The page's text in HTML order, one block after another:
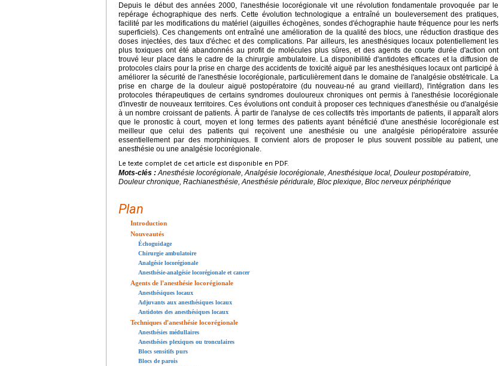
Depuis le début des années 2000, l'anesthésie locorégionale vit une révolution fondamentale provoquée par le
repérage échographique des nerfs. Cette évolution technologique a entraîné un bouleversement des pratiques,
facilité par les modifications du matériel (aiguilles échogènes, sondes d'échographie haute fréquence pour les nerfs
superficiels). Ces changements ont entraîné une amélioration de la qualité des blocs, une réduction drastique des
doses injectées, des taux d'échec et des complications. Par ailleurs, les anesthésiques locaux potentiellement les
plus toxiques ont été abandonnés au profit de molécules plus sûres, et des agents de courte durée d'action ont
trouvé leur place dans le cadre de la chirurgie ambulatoire. La disponibilité d'antidotes efficaces et la diffusion de
protocoles clairs pour la prise en charge des accidents de toxicité aiguë par les anesthésiques locaux ont participé à
améliorer la sécurité de l'anesthésie locorégionale, particulièrement dans le domaine de l'analgésie obstétricale. La
prise en charge de la douleur aiguë postopératoire (du nouveau-né au grand vieillard), l'intégration dans les
protocoles thérapeutiques de certains syndromes douloureux chroniques ont permis à l'anesthésie locorégionale
d'investir de nouveaux territoires. Ces évolutions ont conduit à proposer ces techniques d'anesthésie ou d'analgésie
à un nombre croissant de patients. À partir de l'analyse de ces collectifs très importants de patients, il apparaît alors
que le pronostic à court, moyen et long termes des patients ayant bénéficié d'une anesthésie locorégionale est
meilleur que celui des patients qui reçoivent une anesthésie ou une analgésie périopératoire assurée
essentiellement par des morphiniques. Il convient alors de proposer le plus souvent possible au patient, une
anesthésie ou une analgésie locorégionale.
Le texte complet de cet article est disponible en PDF.
Mots-clés : Anesthésie locorégionale, Analgésie locorégionale, Anesthésique local, Douleur postopératoire,
Douleur chronique, Rachianesthésie, Anesthésie péridurale, Bloc plexique, Bloc nerveux périphérique
Plan
Introduction
Nouveautés
Échoguidage
Chirurgie ambulatoire
Analgésie locorégionale
Anesthésie-analgésie locorégionale et cancer
Agents de l'anesthésie locorégionale
Anesthésiques locaux
Adjuvants aux anesthésiques locaux
Antidotes des anesthésiques locaux
Techniques d'anesthésie locorégionale
Anesthésies médullaires
Anesthésies plexiques ou tronculaires
Blocs sensitifs purs
Blocs de parois